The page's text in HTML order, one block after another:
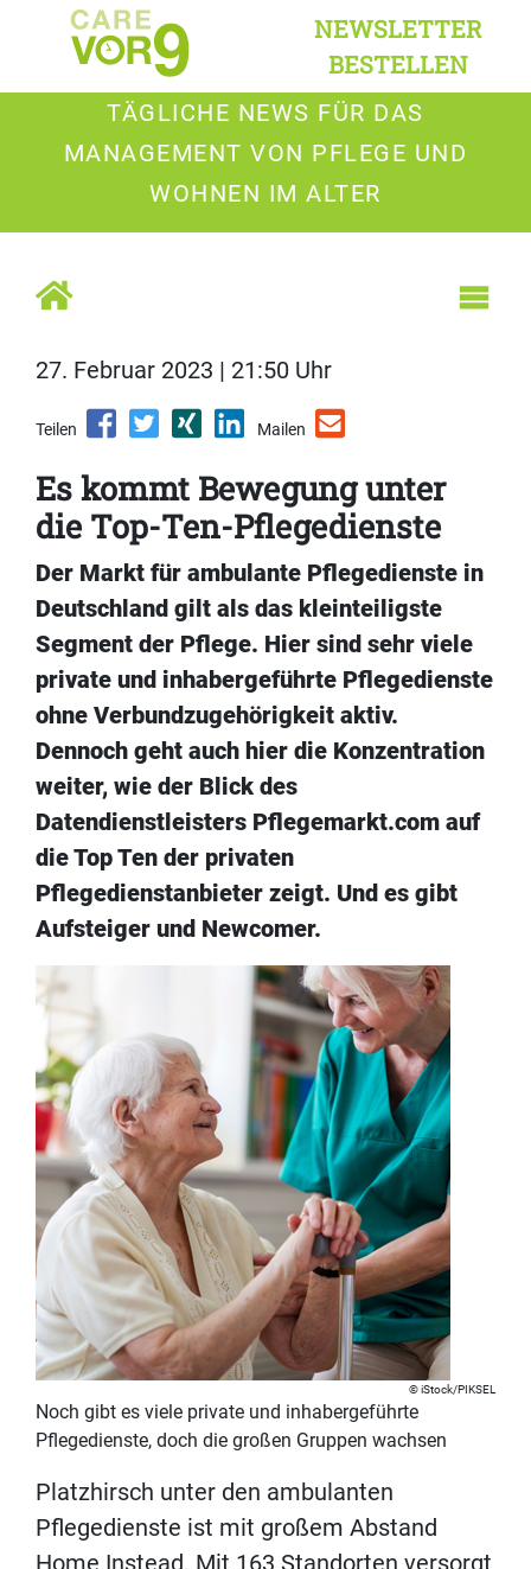
NEWSLETTER
BESTELLEN
TÄGLICHE NEWS FÜR DAS
MANAGEMENT VON PFLEGE UND
WOHNEN IM ALTER
27. Februar 2023 | 21:50 Uhr
Teilen Mailen
Es kommt Bewegung unter
die Top-Ten-Pflegedienste
Der Markt für ambulante Pflegedienste in
Deutschland gilt als das kleinteiligste
Segment der Pflege. Hier sind sehr viele
private und inhabergeführte Pflegedienste
ohne Verbundzugehörigkeit aktiv.
Dennoch geht auch hier die Konzentration
weiter, wie der Blick des
Datendienstleisters Pflegemarkt.com auf
die Top Ten der privaten
Pflegedienstanbieter zeigt. Und es gibt
Aufsteiger und Newcomer.
iStock/PIKSEL
Noch gibt es viele private und inhabergeführte
Pflegedienste, doch die großen Gruppen wachsen
Platzhirsch unter den ambulanten
Pflegedienste ist mit großem Abstand